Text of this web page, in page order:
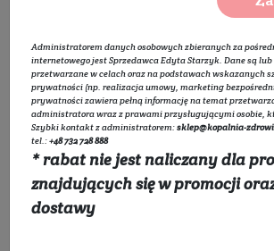
Uniwersalnik –
Grejpfrut,
Odświeżający
Administratorem danych osobowych zbieranych za
internetowego jest Sprzedawca Edyta Starzyk. Dane są
przetwarzane w celach oraz na podstawach wskazanych
prywatności (np. realizacja umowy, marketing
prywatnościzawiera pełną informację na temat
administratora wraz z prawami przysługującymi osobie,
Szybki kontakt z administratorem:sklep@kopalnia-
tel.:+48 732 728 888
* rabat nie jest naliczany dla
znajdujących się w promocji
dostawy